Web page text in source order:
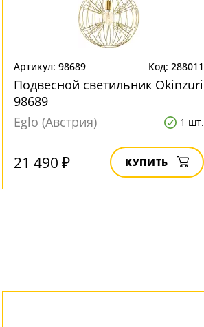
Артикул: 98689 Код: 288011
Подвесной светильник Okinzuri
98689
Eglo (Австрия)
1 шт.
21 490 ₽ КУПИТЬ